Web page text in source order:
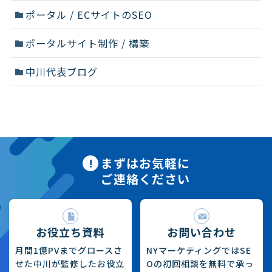
ポータル / ECサイトのSEO
ポータルサイト制作 / 構築
中川代表ブログ
まずはお気軽に
ご連絡ください
お役立ち資料
月間1億PVまでグロースさ
せた中川が監修したお役立
お問い合わせ
NYマーケティングではSE
Oの初回相談を無料で承っ